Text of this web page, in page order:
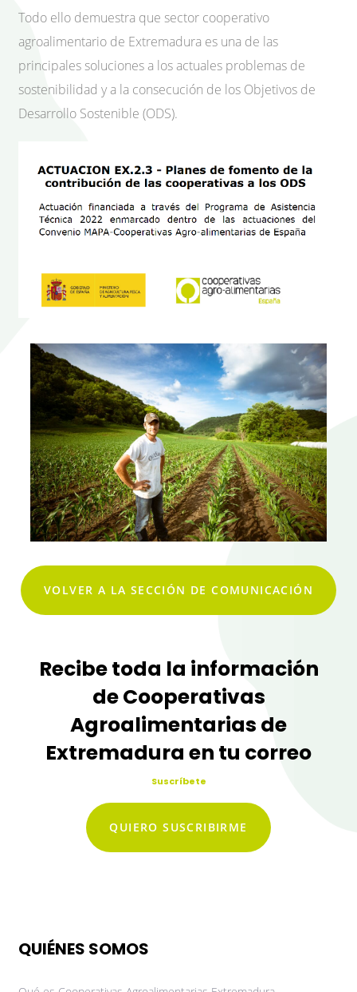
Todo ello demuestra que sector cooperativo
agroalimentario de Extremadura es una de las
principales soluciones a los actuales problemas de
sostenibilidad y a la consecución de los Objetivos de
Desarrollo Sostenible (ODS).
VOLVER A LA SECCIÓN DE COMUNICACIÓN
Recibe toda la información
de Cooperativas
Agroalimentarias de
Extremadura en tu correo
Suscríbete
QUIERO SUSCRIBIRME
QUIÉNES SOMOS